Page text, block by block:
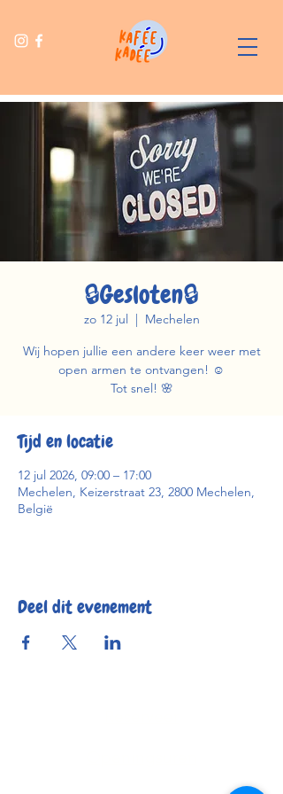
🔒Gesloten🔒
zo 12 jul
  |
Mechelen
Wij hopen jullie een andere keer weer met
open armen te ontvangen! ☺️
Tot snel! 🌸
Tijd en locatie
12 jul 2026, 09:00 – 17:00
Mechelen, Keizerstraat 23, 2800 Mechelen,
België
Deel dit evenement